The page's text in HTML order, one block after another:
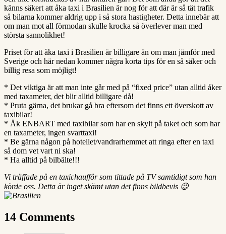
känns säkert att åka taxi i Brasilien är nog för att där är så tät trafik
så bilarna kommer aldrig upp i så stora hastigheter. Detta innebär att
om man mot all förmodan skulle krocka så överlever man med
största sannolikhet!
Priset för att åka taxi i Brasilien är billigare än om man jämför med
Sverige och här nedan kommer några korta tips för en så säker och
billig resa som möjligt!
* Det viktiga är att man inte går med på “fixed price” utan alltid åker
med taxameter, det blir alltid billigare då!
* Pruta gärna, det brukar gå bra eftersom det finns ett överskott av
taxibilar!
* Åk ENBART med taxibilar som har en skylt på taket och som har
en taxameter, ingen svarttaxi!
* Be gärna någon på hotellet/vandrarhemmet att ringa efter en taxi
så dom vet vart ni ska!
* Ha alltid på bilbälte!!!
Vi träffade på en taxichaufför som tittade på TV samtidigt som han
körde oss. Detta är inget skämt utan det finns bildbevis 😉
14 Comments